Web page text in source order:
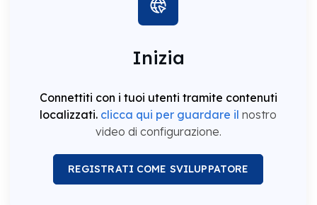
Inizia
Connettiti con i tuoi utenti tramite contenuti
localizzati. clicca qui per guardare il nostro
video di configurazione.
REGISTRATI COME SVILUPPATORE